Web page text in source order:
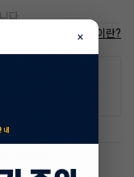
다.
저공해차량이란?
인해 주세요.
×